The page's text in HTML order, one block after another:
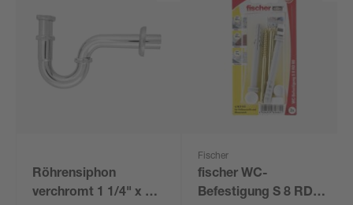
Röhrensiphon
verchromt 1 1/4" x 32
Fischer
fischer WC-
Befestigung S 8 RD